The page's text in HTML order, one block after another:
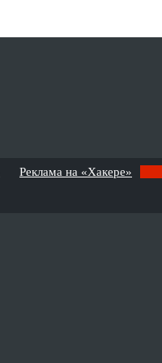
Реклама на «Хакере»